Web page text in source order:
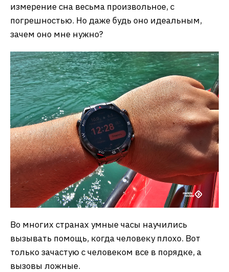
измерение сна весьма произвольное, с
погрешностью. Но даже будь оно идеальным,
зачем оно мне нужно?
Во многих странах умные часы научились
вызывать помощь, когда человеку плохо. Вот
только зачастую с человеком все в порядке, а
вызовы ложные.